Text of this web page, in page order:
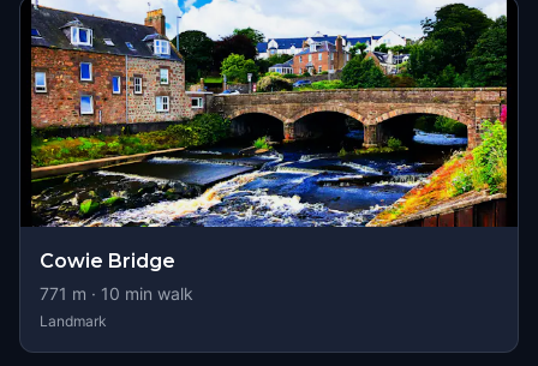
Cowie Bridge
771 m · 10 min walk
Landmark